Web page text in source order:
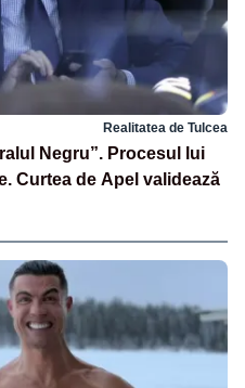
Realitatea de Tulcea
Negru”. Procesul lui
Curtea de Apel validează